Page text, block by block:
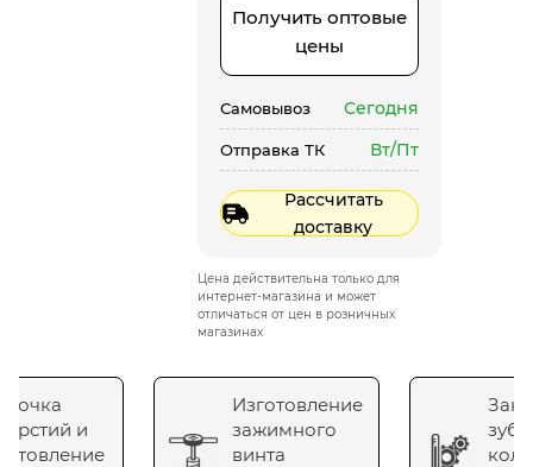
Получить оптовые
цены
Самовывоз Сегодня
Отправка ТК Вт/Пт
Рассчитать
доставку
Цена действительна только для
интернет-магазина и может
отличаться от цен в розничных
магазинах
и
Изготовление
зажимного
винта